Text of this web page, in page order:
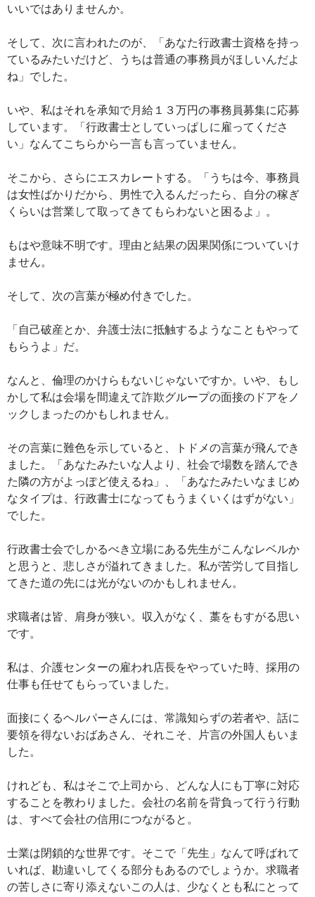
いいではありませんか。
そして、次に言われたのが、「あなた行政書士資格を持っ
ているみたいだけど、うちは普通の事務員がほしいんだよ
ね」でした。
いや、私はそれを承知で月給１３万円の事務員募集に応募
しています。「行政書士としていっぱしに雇ってくださ
い」なんてこちらから一言も言っていません。
そこから、さらにエスカレートする。「うちは今、事務員
は女性ばかりだから、男性で入るんだったら、自分の稼ぎ
くらいは営業して取ってきてもらわないと困るよ」。
もはや意味不明です。理由と結果の因果関係についていけ
ません。
そして、次の言葉が極め付きでした。
「自己破産とか、弁護士法に抵触するようなこともやって
もらうよ」だ。
なんと、倫理のかけらもないじゃないですか。いや、もし
かして私は会場を間違えて詐欺グループの面接のドアをノ
ックしまったのかもしれません。
その言葉に難色を示していると、トドメの言葉が飛んでき
ました。「あなたみたいな人より、社会で場数を踏んでき
た隣の方がよっぽど使えるね」、「あなたみたいなまじめ
なタイプは、行政書士になってもうまくいくはずがない」
でした。
行政書士会でしかるべき立場にある先生がこんなレベルか
と思うと、悲しさが溢れてきました。私が苦労して目指し
てきた道の先には光がないのかもしれません。
求職者は皆、肩身が狭い。収入がなく、藁をもすがる思い
です。
私は、介護センターの雇われ店長をやっていた時、採用の
仕事も任せてもらっていました。
面接にくるヘルパーさんには、常識知らずの若者や、話に
要領を得ないおばあさん、それこそ、片言の外国人もいま
した。
けれども、私はそこで上司から、どんな人にも丁寧に対応
することを教わりました。会社の名前を背負って行う行動
は、すべて会社の信用につながると。
士業は閉鎖的な世界です。そこで「先生」なんて呼ばれて
いれば、勘違いしてくる部分もあるのでしょうか。求職者
の苦しさに寄り添えないこの人は、少なくとも私にとって